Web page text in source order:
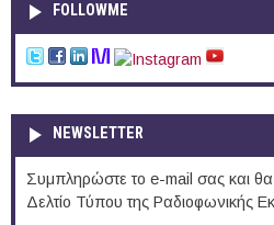
FOLLOWME
NEWSLETTER
Συμπληρώστε το e-mail σας και θα
Δελτίο Τύπου της Ραδιοφωνικής